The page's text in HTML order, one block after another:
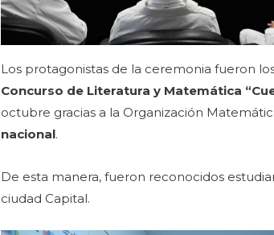
Los protagonistas de la ceremonia fueron
Concurso de Literatura y Matemática
octubre gracias a la Organización
nacional.
De esta manera, fueron reconocidos
ciudad Capital.